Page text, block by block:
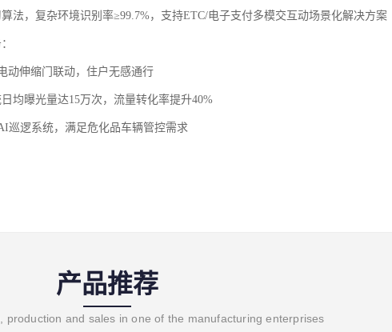
法，复杂环境识别率≥99.7%，支持ETC/电子支付多模交互动场景化解决方案‌
动伸缩门联动，住户无感通行
均曝光量达15万次，流量转化率提升40%
巡逻系统，满足危化品车辆管控需求
产品推荐
production and sales in one of the manufacturing enterprises